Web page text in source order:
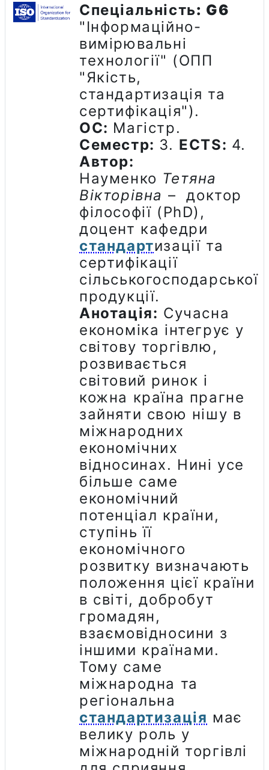
Спеціальність: G6
"Інформаційно-
вимірювальні
технології" (ОПП
"Якість,
стандартизація та
сертифікація").
ОС: Магістр.
Семестр: 3. ECTS: 4.
Автор:
Науменко Тетяна
Вікторівна – доктор
філософії (PhD),
доцент кафедри
стандартизації та
сертифікації
сільськогосподарської
продукції.
Анотація: Сучасна
економіка інтегрує у
світову торгівлю,
розвивається
світовий ринок і
кожна країна прагне
зайняти свою нішу в
міжнародних
економічних
відносинах. Нині усе
більше саме
економічний
потенціал країни,
ступінь її
економічного
розвитку визначають
положення цієї країни
в світі, добробут
громадян,
взаємовідносини з
іншими країнами.
Тому саме
міжнародна та
регіональна
стандартизація має
велику роль у
міжнародній торгівлі